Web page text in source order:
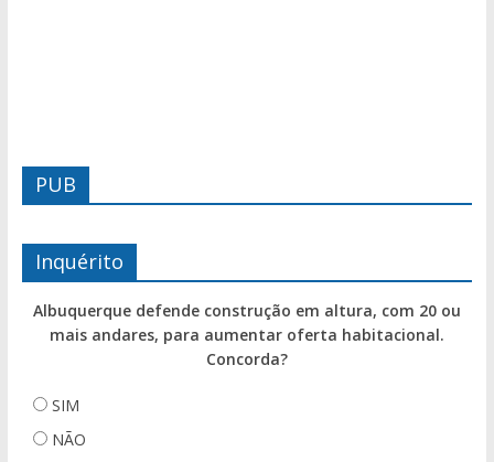
PUB
Inquérito
Albuquerque defende construção em altura, com 20 ou
mais andares, para aumentar oferta habitacional.
Concorda?
SIM
NÃO